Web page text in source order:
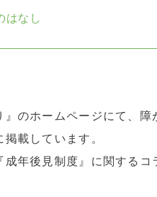
はなし
』のホームページにて、
載しています。
年後見制度』に関するコ